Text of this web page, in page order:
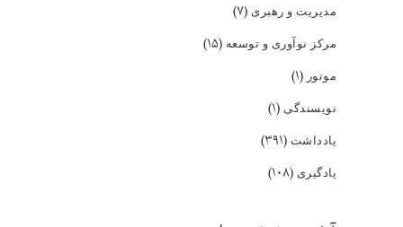
مدیریت و رهبری (۷)
مرکز نوآوری و توسعه (۱۵)
موتور(۱)
نویسندگی (۱)
یادداشت (۳۹۱)
یادگیری (۱۰۸)